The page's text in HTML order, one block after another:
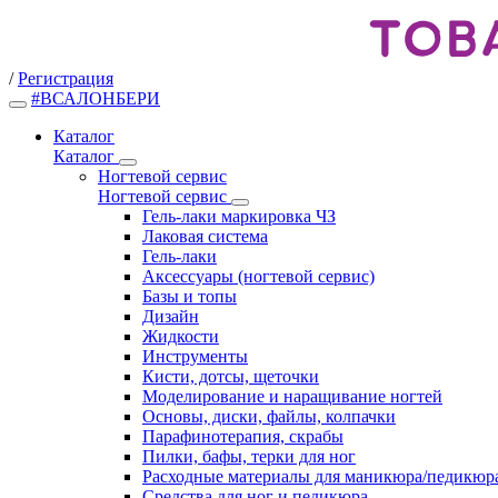
/ Регистрация
#ВСАЛОНБЕРИ
Каталог
Каталог
Ногтевой сервис
Ногтевой сервис
Гель-лаки маркировка ЧЗ
Лаковая система
Гель-лаки
Аксессуары (ногтевой сервис)
Базы и топы
Дизайн
Жидкости
Инструменты
Кисти, дотсы, щеточки
Моделирование и наращивание ногтей
Основы, диски, файлы, колпачки
Парафинотерапия, скрабы
Пилки, бафы, терки для ног
Расходные материалы для маникюра/